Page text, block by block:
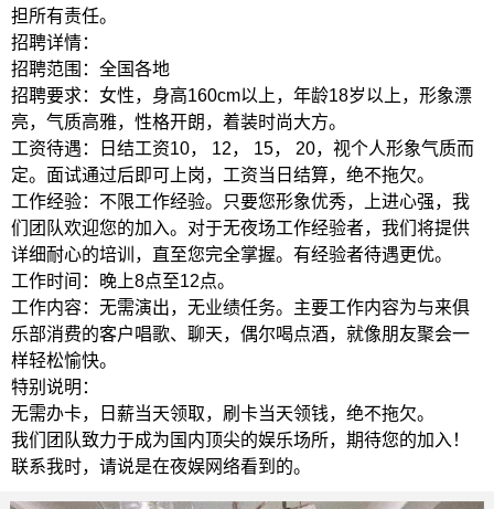
担所有责任。
招聘详情：
招聘范围：全国各地
招聘要求：女性，身高160cm以上，年龄18岁以上，形象漂
亮，气质高雅，性格开朗，着装时尚大方。
工资待遇：日结工资10， 12， 15， 20，视个人形象气质而
定。面试通过后即可上岗，工资当日结算，绝不拖欠。
工作经验：不限工作经验。只要您形象优秀，上进心强，我
们团队欢迎您的加入。对于无夜场工作经验者，我们将提供
详细耐心的培训，直至您完全掌握。有经验者待遇更优。
工作时间：晚上8点至12点。
工作内容：无需演出，无业绩任务。主要工作内容为与来俱
乐部消费的客户唱歌、聊天，偶尔喝点酒，就像朋友聚会一
样轻松愉快。
特别说明：
无需办卡，日薪当天领取，刷卡当天领钱，绝不拖欠。
我们团队致力于成为国内顶尖的娱乐场所，期待您的加入！
联系我时，请说是在夜娱网络看到的。